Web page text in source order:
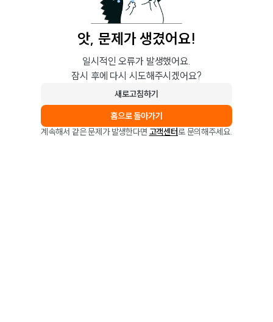
앗, 문제가 생겼어요!
일시적인 오류가 발생했어요.
잠시 후에 다시 시도해주시겠어요?
새로고침하기
홈으로 돌아가기
계속해서 같은 문제가 발생한다면 고객센터로 문의해주세요.